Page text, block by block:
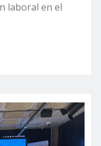
laboral en el